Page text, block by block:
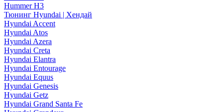
Hummer H3
Тюнинг Hyundai | Хендай
Hyundai Accent
Hyundai Atos
Hyundai Azera
Hyundai Creta
Hyundai Elantra
Hyundai Entourage
Hyundai Equus
Hyundai Genesis
Hyundai Getz
Hyundai Grand Santa Fe